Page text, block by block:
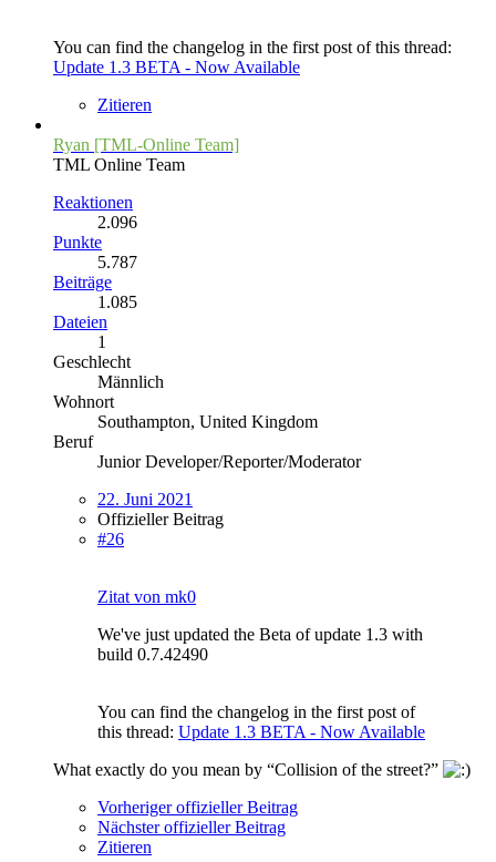
You can find the changelog in the first post of this thread:
Update 1.3 BETA - Now Available
Zitieren
Ryan [TML-Online Team]
TML Online Team
Reaktionen
2.096
Punkte
5.787
Beiträge
1.085
Dateien
1
Geschlecht
Männlich
Wohnort
Southampton, United Kingdom
Beruf
Junior Developer/Reporter/Moderator
22. Juni 2021
Offizieller Beitrag
#26
Zitat von mk0
We've just updated the Beta of update 1.3 with
build 0.7.42490
You can find the changelog in the first post of
this thread: Update 1.3 BETA - Now Available
What exactly do you mean by “Collision of the street?”
Vorheriger offizieller Beitrag
Nächster offizieller Beitrag
Zitieren